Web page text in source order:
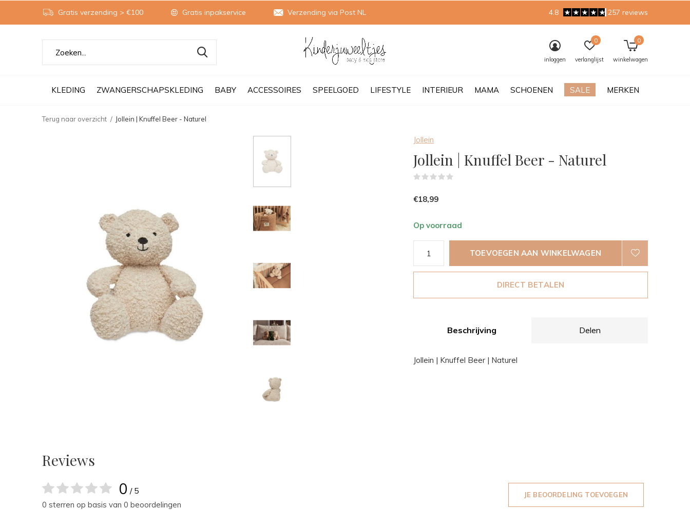
KLEDING ZWANGERSCHAPSKLEDING BABY ACCESSOIRES SPEELGOED LIFESTYLE INTERIEUR MAMA SCHOENEN SALE MERKEN
inloggen verlanglijst
0
winkelwagen
0
Gratis verzending > €100 Gratis inpakservice Verzending via Post NL 4.8 257 reviews
Terug naar overzicht Jollein | Knuffel Beer - Naturel
Jollein
Jollein | Knuffel Beer - Naturel
€18,99
Op voorraad
TOEVOEGEN AAN WINKELWAGEN
DIRECT BETALEN
Beschrijving Delen
Jollein | Knuffel Beer | Naturel
Reviews
0 / 5
0 sterren op basis van 0 beoordelingen
JE BEOORDELING TOEVOEGEN